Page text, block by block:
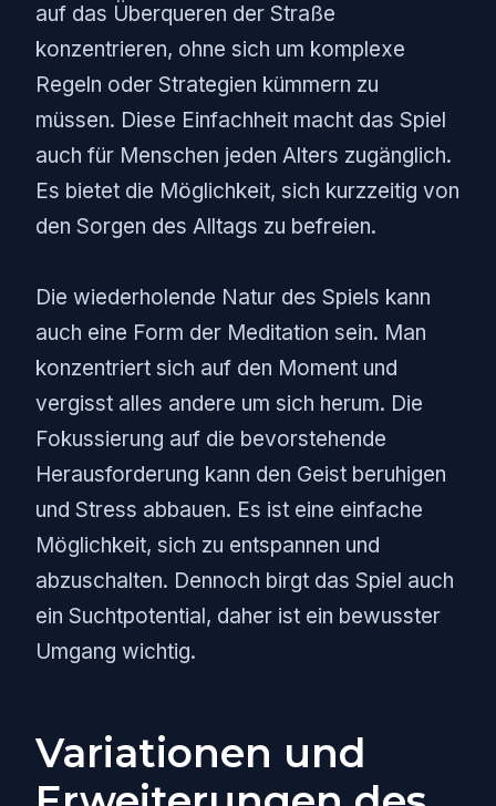
auf das Überqueren der Straße
konzentrieren, ohne sich um komplexe
Regeln oder Strategien kümmern zu
müssen. Diese Einfachheit macht das Spiel
auch für Menschen jeden Alters zugänglich.
Es bietet die Möglichkeit, sich kurzzeitig von
den Sorgen des Alltags zu befreien.
Die wiederholende Natur des Spiels kann
auch eine Form der Meditation sein. Man
konzentriert sich auf den Moment und
vergisst alles andere um sich herum. Die
Fokussierung auf die bevorstehende
Herausforderung kann den Geist beruhigen
und Stress abbauen. Es ist eine einfache
Möglichkeit, sich zu entspannen und
abzuschalten. Dennoch birgt das Spiel auch
ein Suchtpotential, daher ist ein bewusster
Umgang wichtig.
Variationen und